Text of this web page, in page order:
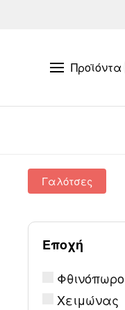
Προϊόντα
Γαλότσες
Εποχή
Φθινόπωρο
Χειμώνας